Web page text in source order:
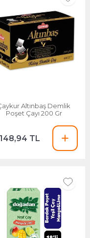
Altınbaş Demlik
Poşet Çayı 200 Gr
148,94 TL